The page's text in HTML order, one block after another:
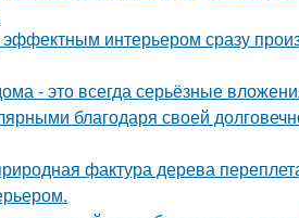
интерьером сразу
- это всегда серьёзные
благодаря своей
фактура дерева